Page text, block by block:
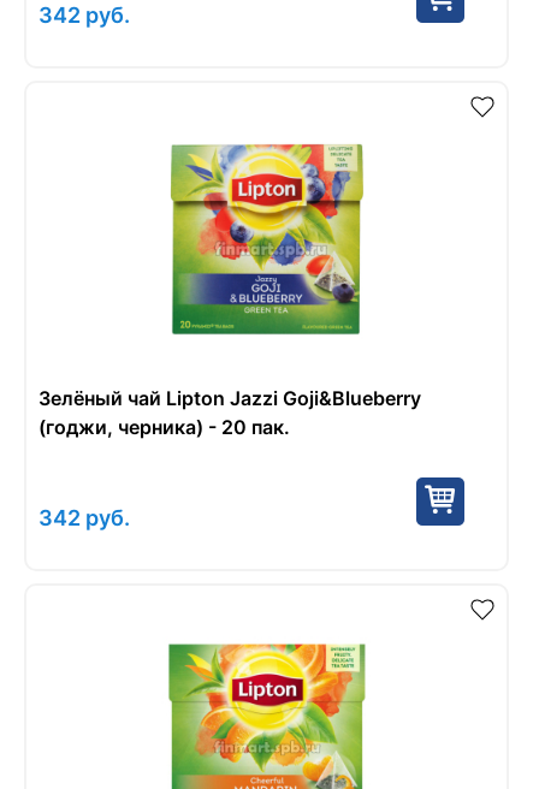
342 руб.
Зелёный чай Lipton Jazzi Goji&Blueberry
(годжи, черника) - 20 пак.
342 руб.